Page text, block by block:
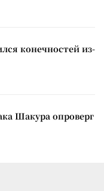
конечностей из-
Шакура опроверг